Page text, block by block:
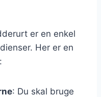
er en enkel
Her er en
: Du skal bruge